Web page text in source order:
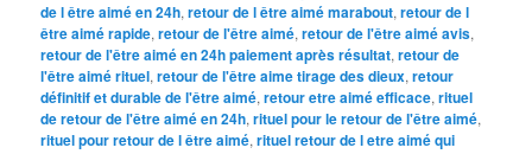
de l être aimé en 24h,retour de l être aimé marabout,retour de l
être aimé rapide,retour de l'être aimé,retour de l'être aimé avis,
retour de l'être aimé en 24h paiement après résultat,retour de
l'être aimé rituel,retour de l'être aime tirage des dieux,retour
définitif et durable de l'être aimé,retour etre aimé efficace,rituel
de retour de l'être aimé en 24h,rituel pour le retour de l'être aimé,
rituel pour retour de l être aimé,rituel retour de l etre aimé qui